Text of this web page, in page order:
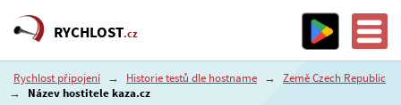
RYCHLOST.cz
Rychlost připojení → Historie testů dle hostname → Země Czech Republic
→
Název hostitele kaza.cz